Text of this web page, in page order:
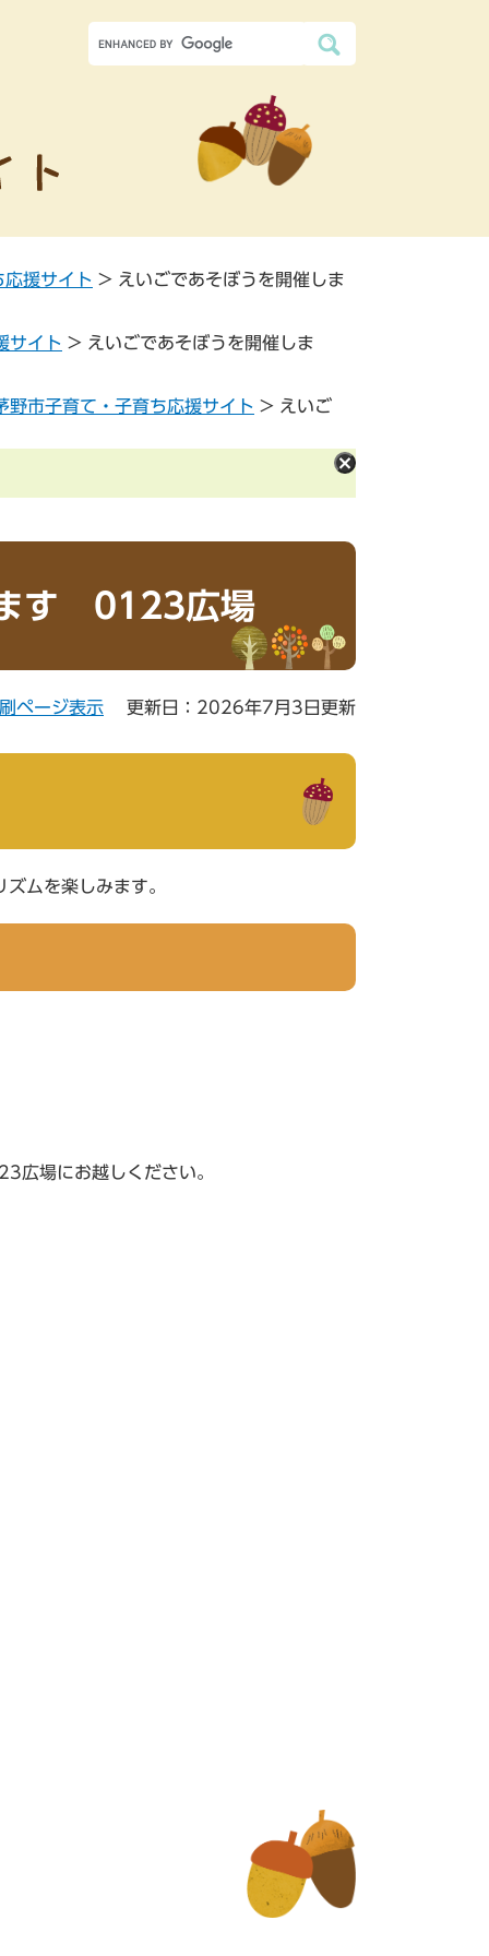
応援サイト > えいごであそぼうを開催しま
サイト > えいごであそぼうを開催しま
野市子育て・子育ち応援サイト > えいご
ます 0123広場
ページ表示 更新日：2026年7月3日更新
ムを楽しみます。
場にお越しください。